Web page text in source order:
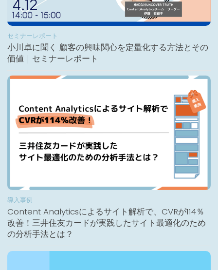
セミナーレポート
小川卓に聞く 顧客の興味関心を定量化する方法とその
価値｜セミナーレポート
導入事例
Content Analyticsによるサイト解析で、CVRが114％
改善！三井住友カードが実践したサイト最適化のため
の分析手法とは？